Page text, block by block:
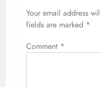
Your email address
fields are marked *
Comment *